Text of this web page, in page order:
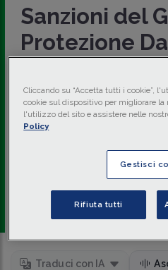
Sanzioni del
Protezione
termini
Con sentenza 8 luglio 2025 n.
elaborato un principio di diritto
volto all'irrogazione
Massimiliano Nicotra -
Qubit Law Firm & Partners
Traduci con IA
Cliccando su “Accetta tutti i cookie”,
cookie sul dispositivo per migliorare
l'utilizzo del sito e assistere nelle
Policy
Gestisci
Rifiuta tutti